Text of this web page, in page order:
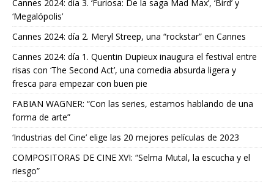
Cannes 2024: día 3. ‘Furiosa: De la saga Mad Max’, ‘Bird’ y
‘Megalópolis’
Cannes 2024: día 2. Meryl Streep, una “rockstar” en Cannes
Cannes 2024: día 1. Quentin Dupieux inaugura el festival entre
risas con ‘The Second Act’, una comedia absurda ligera y
fresca para empezar con buen pie
FABIAN WAGNER: “Con las series, estamos hablando de una
forma de arte”
‘Industrias del Cine’ elige las 20 mejores películas de 2023
COMPOSITORAS DE CINE XVI: “Selma Mutal, la escucha y el
riesgo”